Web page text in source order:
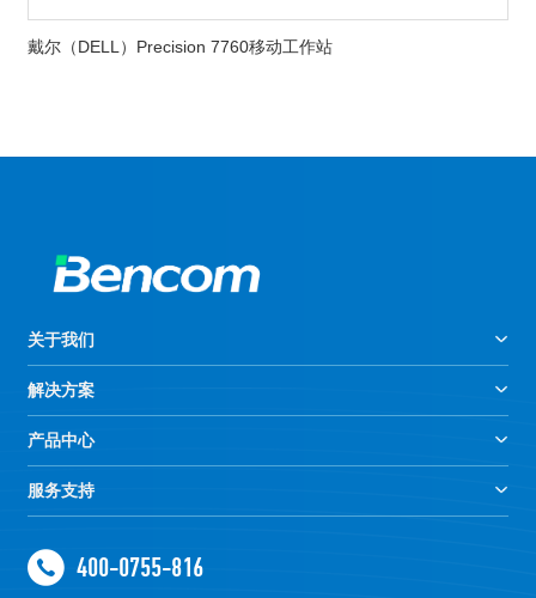
戴尔（DELL）Precision 7760移动工作站
关于我们
解决方案
产品中心
服务支持
400-0755-816